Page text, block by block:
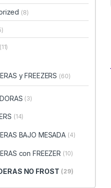
(8)
(11)
y FREEZERS (60)
(3)
(14)
BAJO MESADA (4)
con FREEZER (10)
NO FROST (29)